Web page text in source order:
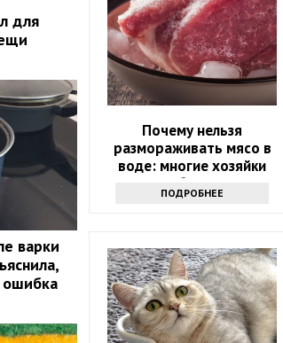
для
варки
ошибка
Почему нельзя
размораживать мясо в
воде: многие хозяйки
впервые об этом слышат
ПОДРОБНЕЕ